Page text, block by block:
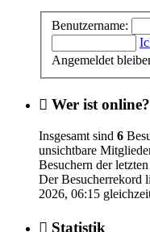
Benutzername:
Angemeldet
Wer ist online?
Insgesamt sind 6
unsichtbare
Besuchern der
Der Besucherrekord
2026, 06:15
Statistik